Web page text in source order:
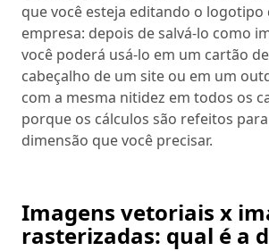
que você esteja editando o logotipo
empresa: depois de salvá-lo como
você poderá usá-lo em um cartão
cabeçalho de um site ou em um
com a mesma nitidez em todos os
porque os cálculos são refeitos
dimensão que você precisar.
Imagens vetoriais x
rasterizadas: qual é a